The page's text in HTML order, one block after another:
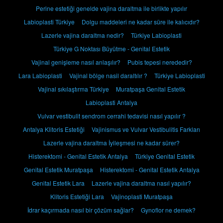
Perine estetiği genelde vajina daraltma ile birlikte yapılır
Labioplasti Türkiye
Dolgu maddeleri ne kadar süre ile kalıcıdır?
Lazerle vajina daraltma nedir?
Türkiye Labioplasti
Türkiye G Noktası Büyütme - Genital Estetik
Vajinal genişleme nasıl anlaşılır?
Pubis tepesi nerededir?
Lara Labioplasti
Vajinal bölge nasil daraltılır ?
Türkiye Labioplasti
Vajinal sıkılaştırma Türkiye
Muratpaşa Genital Estetik
Labioplasti Antalya
Vulvar vestibulit sendrom cerrahi tedavisi nasıl yapılır ?
Antalya Klitoris Estetiği
Vajinismus ve Vulvar Vestibulitis Farkları
Lazerle vajina daraltma İyileşmesi ne kadar sürer?
Histerektomi - Genital Estetik Antalya
Türkiye Genital Estetik
Genital Estetik Muratpaşa
Histerektomi - Genital Estetik Antalya
Genital Estetik Lara
Lazerle vajina daraltma nasıl yapılır?
Klitoris Estetiği Lara
Vajinoplasti Muratpaşa
İdrar kaçırmada nasıl bir çözüm sağlar?
Gynoflor ne demek?